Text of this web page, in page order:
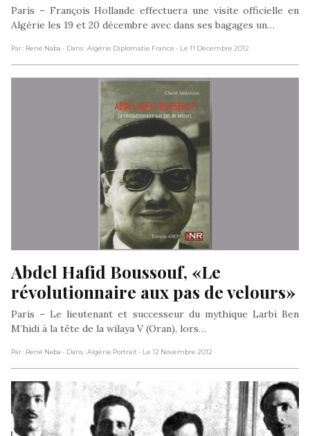
Paris – François Hollande effectuera une visite officielle en
Algérie les 19 et 20 décembre avec dans ses bagages un…
Par : René Naba - Dans : Algérie Diplomatie France - Le 11 Décembre 2012
Abdel Hafid Boussouf, «Le
révolutionnaire aux pas de velours»
Paris – Le lieutenant et successeur du mythique Larbi Ben
M’hidi à la tête de la wilaya V (Oran), lors…
Par : René Naba - Dans : Algérie Portrait- Le 12 Novembre 2012